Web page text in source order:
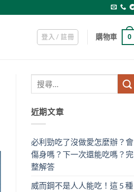
登入 / 註冊 購物車 0
近期文章
必利勁吃了沒做愛怎麼辦？會
傷身嗎？下一次還能吃嗎？完
整解答
威而鋼不是人人能吃！這 5 種